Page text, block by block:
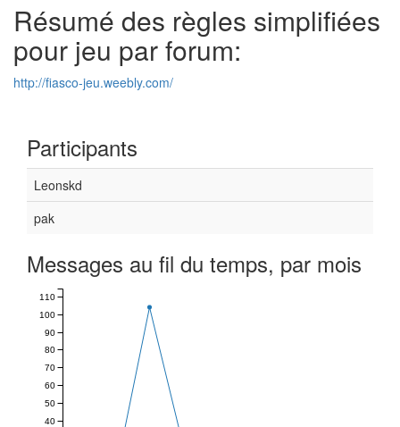
Résumé des règles simplifiées
pour jeu par forum:
http://fiasco-jeu.weebly.com/
Participants
Leonskd
pak
Messages au fil du temps, par mois
40
50
60
70
80
90
100
110